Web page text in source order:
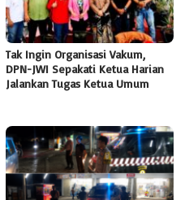
Tak Ingin Organisasi Vakum,
DPN-JWI Sepakati Ketua Harian
Jalankan Tugas Ketua Umum